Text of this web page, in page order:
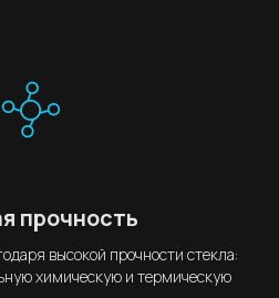
прочность
высокой прочности стекла:
химическую и термическую